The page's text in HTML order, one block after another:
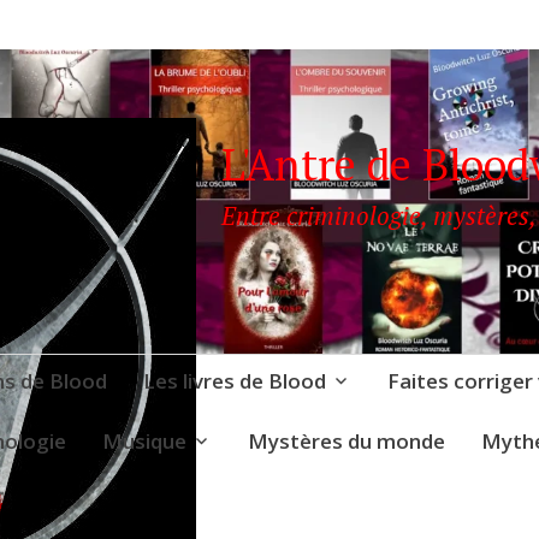
L'Antre de
Entre criminologie,
de Blood Les livres de Blood Faites
Musique Mystères du monde